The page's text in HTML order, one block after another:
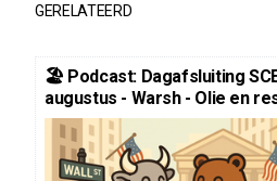
GERELATEERD
🏖️ Podcast: Dagafsluiting
augustus - Warsh - Olie en